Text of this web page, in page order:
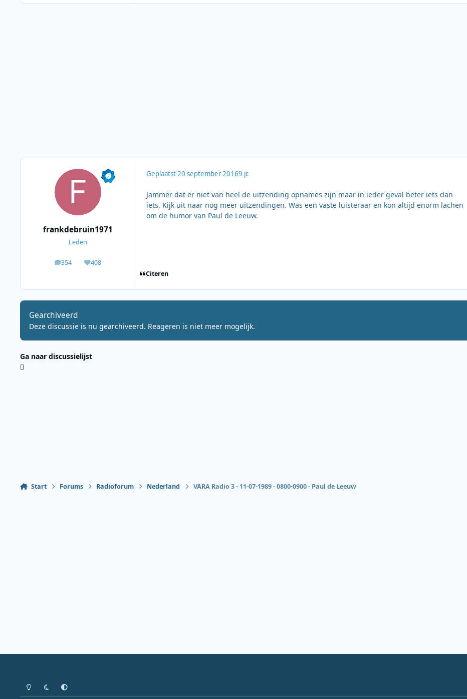
frankdebruin1971
Leden
354
berichten408
Waardering
Geplaatst20 september 20169 jr.
Jammer dat er niet van heel de uitzending opnames zijn maar in ieder geval beter iets dan
iets. Kijk uit naar nog meer uitzendingen. Was een vaste luisteraar en kon altijd enorm lachen
om de humor van Paul de Leeuw.
Citeren
Gearchiveerd
Deze discussie is nu gearchiveerd. Reageren is niet meer mogelijk.
Ga naar discussielijst
Start Forums Radioforum Nederland VARA Radio 3 - 11-07-1989 - 0800-0900 - Paul de Leeuw
Heldere modus
Donkere modus
Systeemvoorkeur